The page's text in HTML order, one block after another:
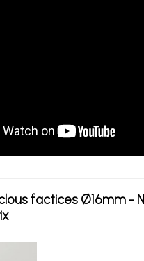
factices Ø16mm -